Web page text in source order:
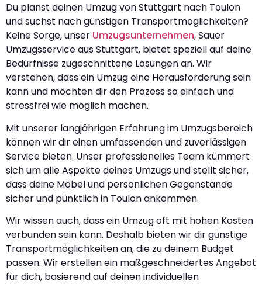
Du planst deinen Umzug von Stuttgart nach Toulon
und suchst nach günstigen Transportmöglichkeiten?
Keine Sorge, unser Umzugsunternehmen, Sauer
Umzugsservice aus Stuttgart, bietet speziell auf deine
Bedürfnisse zugeschnittene Lösungen an. Wir
verstehen, dass ein Umzug eine Herausforderung sein
kann und möchten dir den Prozess so einfach und
stressfrei wie möglich machen.
Mit unserer langjährigen Erfahrung im Umzugsbereich
können wir dir einen umfassenden und zuverlässigen
Service bieten. Unser professionelles Team kümmert
sich um alle Aspekte deines Umzugs und stellt sicher,
dass deine Möbel und persönlichen Gegenstände
sicher und pünktlich in Toulon ankommen.
Wir wissen auch, dass ein Umzug oft mit hohen Kosten
verbunden sein kann. Deshalb bieten wir dir günstige
Transportmöglichkeiten an, die zu deinem Budget
passen. Wir erstellen ein maßgeschneidertes Angebot
für dich, basierend auf deinen individuellen